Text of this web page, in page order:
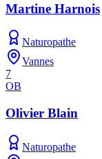
Martine Harnois
Naturopathe
Vannes
7
OB
Olivier Blain
Naturopathe